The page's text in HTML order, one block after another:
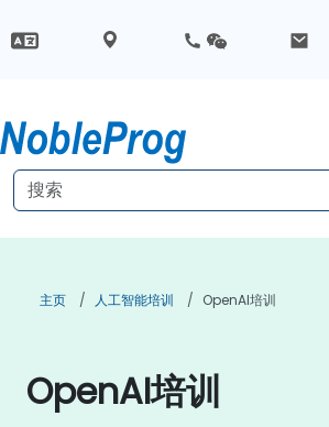
主页 人工智能培训 OpenAI培训
OpenAI培训